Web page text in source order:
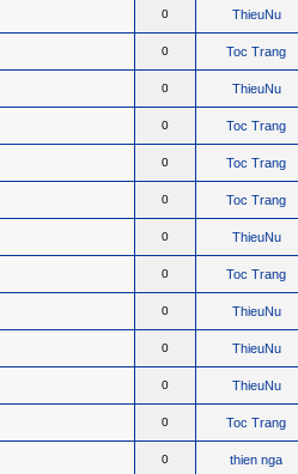
0 ThieuNu
0 Toc Trang
0 ThieuNu
0 Toc Trang
0 Toc Trang
0 Toc Trang
0 ThieuNu
0 Toc Trang
0 ThieuNu
0 ThieuNu
0 ThieuNu
0 Toc Trang
0 thien nga